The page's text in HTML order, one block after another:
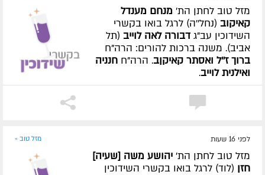
מזל טוב לחתן הת' מנחם מענדל
קאיקוב (נחל''ה) לרגל בואו בקשרי
השידוכין עב"ג דבורה לאה לוייב (תל
אביב). משנה ברכות להורים: הרה"ח
ברוך ז''ל ואסתר קאיקןב. הרה"ח חנניה
ואילנית לוייב.
לפני 16 שעות מזל טוב »
מזל טוב לחתן הת' יהושע משה [שעיה]
חזן (לוד) לרגל בואו בקשרי השידוכין